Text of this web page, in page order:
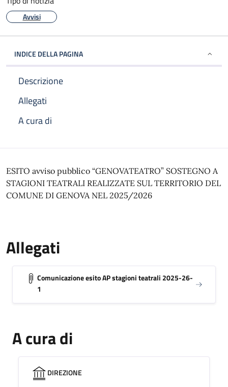
Avvisi
INDICE DELLA PAGINA
Descrizione
Allegati
A cura di
Descrizione
ESITO avviso pubblico “GENOVATEATRO” SOSTEGNO A
STAGIONI TEATRALI REALIZZATE SUL TERRITORIO DEL
COMUNE DI GENOVA NEL 2025/2026
Allegati
Comunicazione esito AP stagioni teatrali 2025-26-
1
A cura di
DIREZIONE